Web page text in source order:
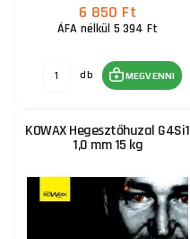
6 850 Ft
ÁFA nélkül 5 394 Ft
db MEGVENNI
KOWAX Hegesztőhuzal G4Si1
1,0 mm 15 kg